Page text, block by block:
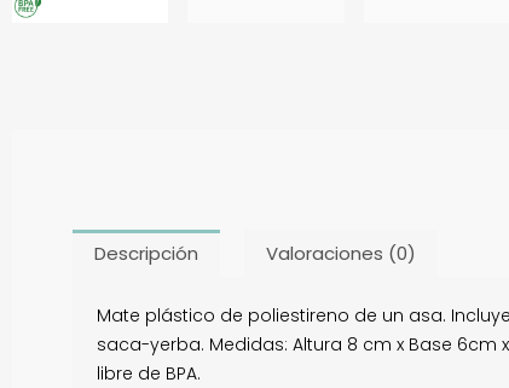
Descripción Valoraciones (0)
Mate plástico de poliestireno de un asa.
saca-yerba. Medidas: Altura 8 cm x Base 6cm
libre de BPA.